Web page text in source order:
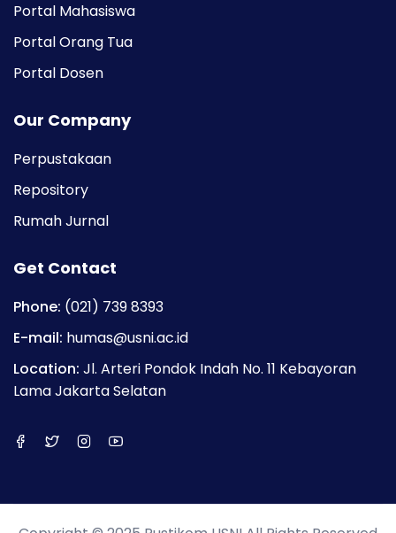
Portal Mahasiswa
Portal Orang Tua
Portal Dosen
Our Company
Perpustakaan
Repository
Rumah Jurnal
Get Contact
Phone: (021) 739 8393
E-mail: humas@usni.ac.id
Location: Jl. Arteri Pondok Indah No. 11 Kebayoran
Lama Jakarta Selatan